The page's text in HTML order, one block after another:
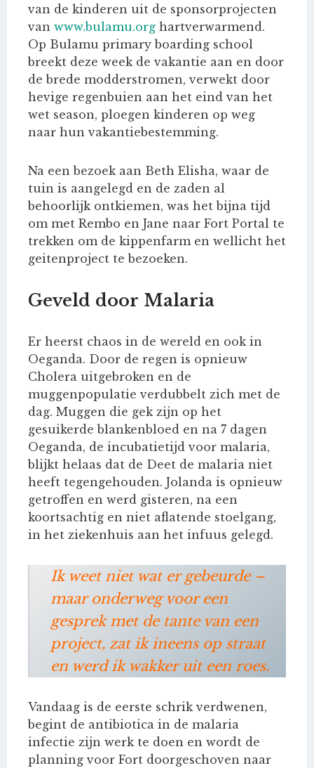
van de kinderen uit de sponsorprojecten
van www.bulamu.org hartverwarmend.
Op Bulamu primary boarding school
breekt deze week de vakantie aan en door
de brede modderstromen, verwekt door
hevige regenbuien aan het eind van het
wet season, ploegen kinderen op weg
naar hun vakantiebestemming.
Na een bezoek aan Beth Elisha, waar de
tuin is aangelegd en de zaden al
behoorlijk ontkiemen, was het bijna tijd
om met Rembo en Jane naar Fort Portal te
trekken om de kippenfarm en wellicht het
geitenproject te bezoeken.
Geveld door Malaria
Er heerst chaos in de wereld en ook in
Oeganda. Door de regen is opnieuw
Cholera uitgebroken en de
muggenpopulatie verdubbelt zich met de
dag. Muggen die gek zijn op het
gesuikerde blankenbloed en na 7 dagen
Oeganda, de incubatietijd voor malaria,
blijkt helaas dat de Deet de malaria niet
heeft tegengehouden. Jolanda is opnieuw
getroffen en werd gisteren, na een
koortsachtig en niet aflatende stoelgang,
in het ziekenhuis aan het infuus gelegd.
Ik weet niet wat er gebeurde –
maar onderweg voor een
gesprek met de tante van een
project, zat ik ineens op straat
en werd ik wakker uit een roes.
Vandaag is de eerste schrik verdwenen,
begint de antibiotica in de malaria
infectie zijn werk te doen en wordt de
planning voor Fort doorgeschoven naar